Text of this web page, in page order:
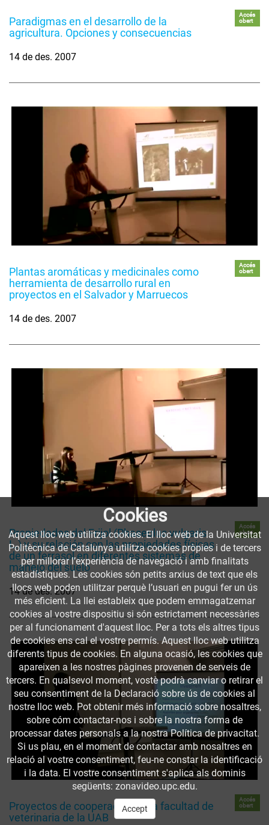
Paradigmas en el desarrollo de la
agricultura. Opciones y consecuencias
Accés
obert
14 de des. 2007
Plantas aromáticas y medicinales como
herramienta de desarrollo rural en
proyectos en el Salvador y Marruecos
Accés
obert
14 de des. 2007
Propiedades del Frijol (Phaseolus vulgaris
L.) y su relación con las propiedades físicas
de un ferrasol en diferentes sistemas de
manejo del suelo
Accés
obert
14 de des. 2007
Proyectos de cooperación de la facultad de
veterinaria de la UAB
Accés
obert
Cookies
Aquest lloc web utilitza cookies. El lloc web de la Universitat
Politècnica de Catalunya utilitza cookies pròpies i de tercers
per millorar l’experiència de navegació i amb finalitats
estadístiques. Les cookies són petits arxius de text que els
llocs web poden utilitzar perquè l’usuari en pugui fer un ús
més eficient. La llei estableix que podem emmagatzemar
cookies al vostre dispositiu si són estrictament necessàries
per al funcionament d'aquest lloc. Per a tots els altres tipus
de cookies ens cal el vostre permís. Aquest lloc web utilitza
diferents tipus de cookies. En alguna ocasió, les cookies que
apareixen a les nostres pàgines provenen de serveis de
tercers. En qualsevol moment, vostè podrà canviar o retirar el
seu consentiment de la Declaració sobre ús de cookies al
nostre lloc web. Pot obtenir més informació sobre nosaltres,
sobre cóm contactar-nos i sobre la nostra forma de
processar dates personals a la nostra Política de privacitat.
Si us plau, en el moment de contactar amb nosaltres en
relació al vostre consentiment, feu-ne constar la identificació
i la data. El vostre consentiment s'aplica als dominis
següents: zonavideo.upc.edu.
Accept